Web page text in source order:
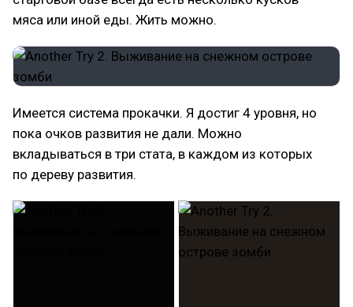
мяса или иной еды. Жить можно.
Имеется система прокачки. Я достиг 4 уровня, но
пока очков развития не дали. Можно
вкладываться в три стата, в каждом из которых
по дереву развития.